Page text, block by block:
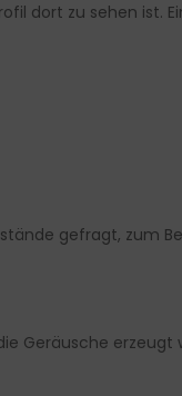
dort zu sehen ist.
gefragt, zum
Geräusche erzeugt